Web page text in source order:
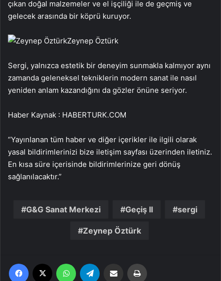
çıkan doğal malzemeler ve el işçiliği ile de geçmiş ve
gelecek arasında bir köprü kuruyor.
Zeynep Öztürk
Sergi, yalnızca estetik bir deneyim sunmakla kalmıyor aynı
zamanda geleneksel tekniklerin modern sanat ile nasıl
yeniden anlam kazandığını da gözler önüne seriyor.
Haber Kaynak : HABERTURK.COM
“Yayınlanan tüm haber ve diğer içerikler ile ilgili olarak
yasal bildirimlerinizi bize iletişim sayfası üzerinden iletiniz.
En kısa süre içerisinde bildirimlerinize geri dönüş
sağlanılacaktır.”
G&G Sanat Merkezi Geçiş II sergi
Zeynep Öztürk
Facebook WhatsApp Email'den paylaş